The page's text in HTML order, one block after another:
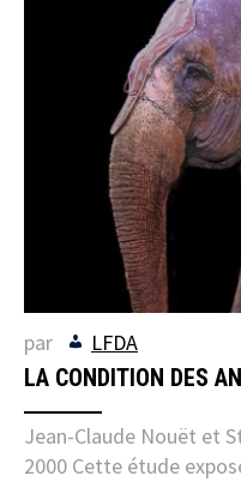
par LFDA
LA CONDITION DES
Jean-Claude Nouët et
2000 Cette étude